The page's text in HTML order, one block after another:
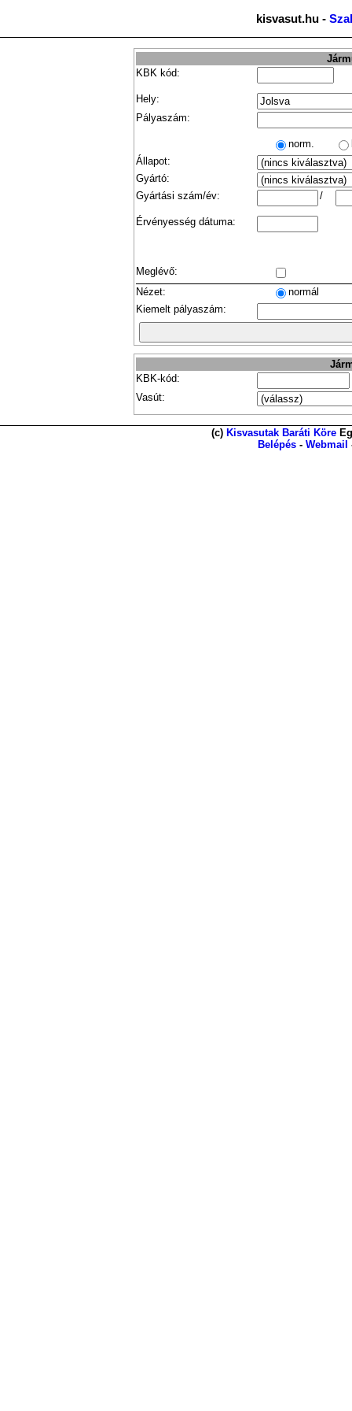
kisvasut.hu -
KBK kód:
Hely:
Pályaszám:
norm.
Állapot:
Gyártó:
Gyártási szám/év:
/
Érvényesség dátuma:
Meglévő:
Nézet:
normál
Kiemelt pályaszám:
KBK-kód:
Vasút:
(c) Kisvasutak Baráti Köre
Belépés - Webmail